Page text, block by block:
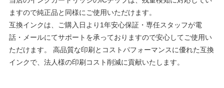
ますので純正品と同様にご使用いただけます。
互換インクは、ご購入日より1年安心保証・専任スタッフが電
話・メールにてサポートを承っておりますので安心してご使用い
ただけます。 高品質な印刷とコストパフォーマンスに優れた互換
インクで、法人様の印刷コスト削減に貢献いたします。